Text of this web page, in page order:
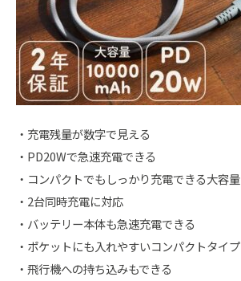
・充電残量が数字で見える
・PD20Wで急速充電できる
・コンパクトでもしっかり充電できる大容量
・2台同時充電に対応
・バッテリー本体も急速充電できる
・ポケットにも入れやすいコンパクトタイプ
・飛行機への持ち込みもできる